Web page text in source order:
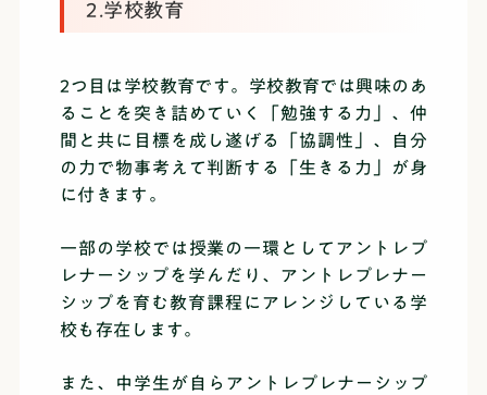
2.学校教育
2つ目は学校教育です。学校教育では興味のあ
ることを突き詰めていく「勉強する力」、仲
間と共に目標を成し遂げる「協調性」、自分
の力で物事考えて判断する「生きる力」が身
に付きます。
一部の学校では授業の一環としてアントレプ
レナーシップを学んだり、アントレプレナー
シップを育む教育課程にアレンジしている学
校も存在します。
また、中学生が自らアントレプレナーシップ